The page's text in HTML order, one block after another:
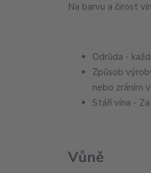
Na barvu a čirost
Odrůda -
Způsob
nebo zráním
Stáří vína -
Vůně